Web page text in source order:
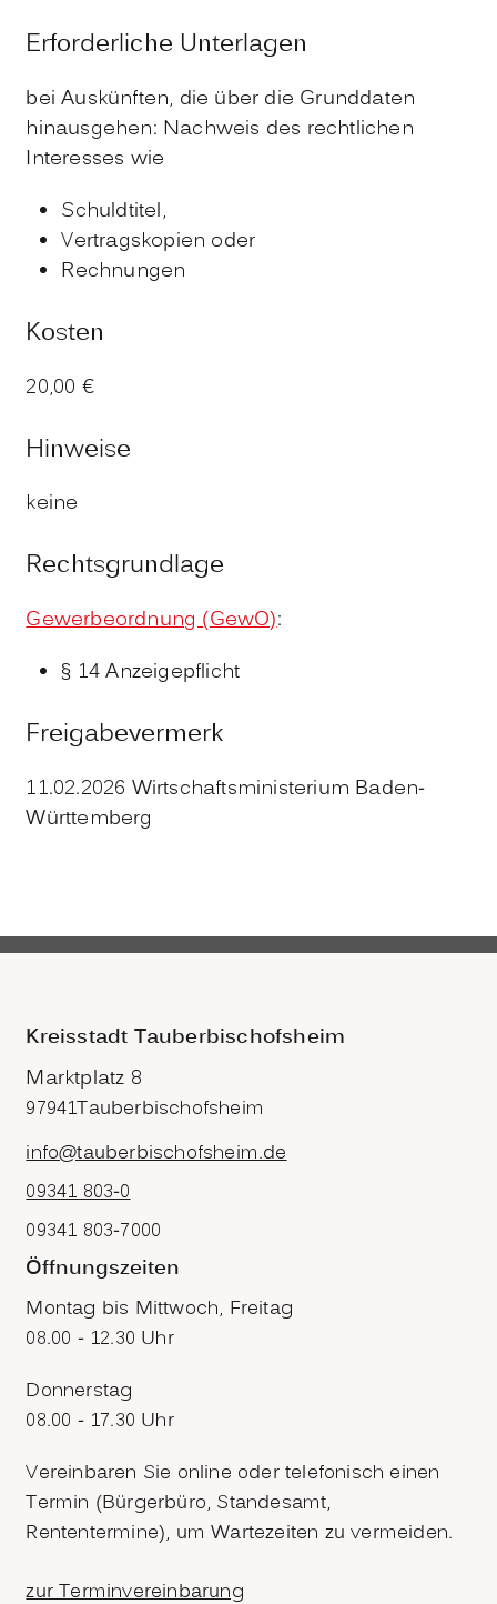
Erforderliche Unterlagen
bei Auskünften, die über die Grunddaten
hinausgehen: Nachweis des rechtlichen
Interesses wie
Schuldtitel,
Vertragskopien oder
Rechnungen
Kosten
20,00 €
Hinweise
keine
Rechtsgrundlage
Gewerbeordnung (GewO):
§ 14 Anzeigepflicht
Freigabevermerk
11.02.2026 Wirtschaftsministerium Baden-
Württemberg
Kreisstadt Tauberbischofsheim
Marktplatz 8
97941Tauberbischofsheim
info@tauberbischofsheim.de
09341 803-0
09341 803-7000
Öffnungszeiten
Montag bis Mittwoch, Freitag
08.00 - 12.30 Uhr
Donnerstag
08.00 - 17.30 Uhr
Vereinbaren Sie online oder telefonisch einen
Termin (Bürgerbüro, Standesamt,
Rententermine), um Wartezeiten zu vermeiden.
zur Terminvereinbarung